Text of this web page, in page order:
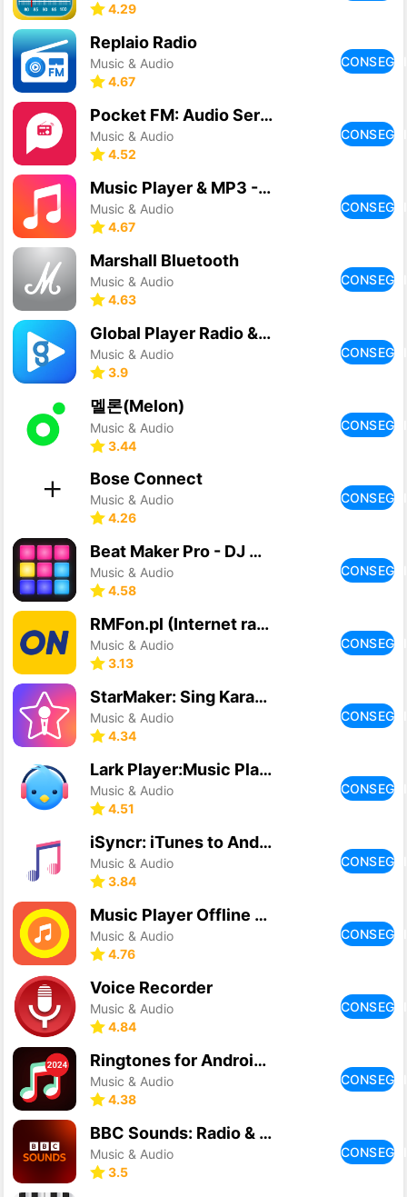
4.29
Replaio Radio
Music & Audio
4.67
Pocket FM: Audio Series
Music & Audio
4.52
Music Player & MP3 - DDMusic
Music & Audio
4.67
Marshall Bluetooth
Music & Audio
4.63
Global Player Radio & Podcasts
Music & Audio
3.9
멜론(Melon)
Music & Audio
3.44
Bose Connect
Music & Audio
4.26
Beat Maker Pro - DJ Drum Pad
Music & Audio
4.58
RMFon.pl (Internet radio)
Music & Audio
3.13
StarMaker: Sing Karaoke Songs
Music & Audio
4.34
Lark Player:Music Player & MP3
Music & Audio
4.51
iSyncr: iTunes to Android
Music & Audio
3.84
Music Player Offline & MP3
Music & Audio
4.76
Voice Recorder
Music & Audio
4.84
Ringtones for Android™
Music & Audio
4.38
BBC Sounds: Radio & Podcasts
Music & Audio
3.5